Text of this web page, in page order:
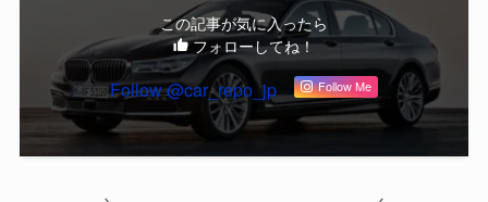
この記事が気に入ったら
フォローしてね！
Follow @car_repo_jp Follow Me